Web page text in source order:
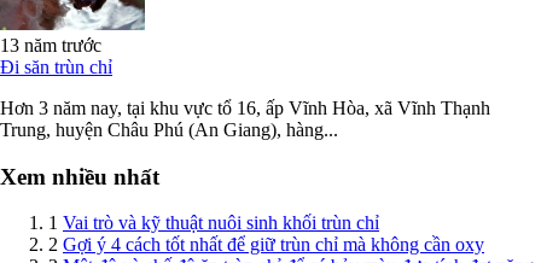
13 năm trước
Đi săn trùn chỉ
Hơn 3 năm nay, tại khu vực tổ 16, ấp Vĩnh Hòa, xã Vĩnh Thạnh
Trung, huyện Châu Phú (An Giang), hàng...
Xem nhiều nhất
1 Vai trò và kỹ thuật nuôi sinh khối trùn chỉ
2 Gợi ý 4 cách tốt nhất để giữ trùn chỉ mà không cần oxy